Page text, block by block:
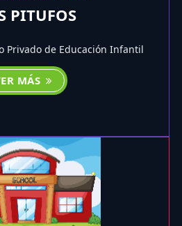
PITUFOS
Privado de Educación Infantil
MÁS